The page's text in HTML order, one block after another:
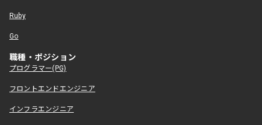
Ruby
Go
職種・ポジション
プログラマー(PG)
フロントエンドエンジニア
インフラエンジニア